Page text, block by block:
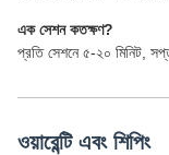
এক সেশন কতক্ষণ?
প্রতি সেশনে ৫-২০ মিনিট,
ওয়ারেন্টি এবং শিপিং